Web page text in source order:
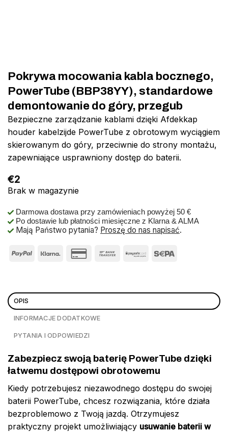
Pokrywa mocowania kabla bocznego,
PowerTube (BBP38YY), standardowe
demontowanie do góry, przegub
Bezpieczne zarządzanie kablami dzięki Afdekkap
houder kabelzijde PowerTube z obrotowym wyciągiem
skierowanym do góry, przeciwnie do strony montażu,
zapewniające usprawniony dostęp do baterii.
€2
Brak w magazynie
Darmowa dostawa przy zamówieniach powyżej 50 €
Po dostawie lub płatności miesięczne z Klarna & ALMA
Mają Państwo pytania? Proszę do nas napisać.
OPIS
INFORMACJE DODATKOWE
PYTANIA I ODPOWIEDZI
Zabezpiecz swoją baterię PowerTube dzięki
łatwemu dostępowi obrotowemu
Kiedy potrzebujesz niezawodnego dostępu do swojej
baterii PowerTube, chcesz rozwiązania, które działa
bezproblemowo z Twoją jazdą. Otrzymujesz
praktyczny projekt umożliwiający usuwanie baterii w